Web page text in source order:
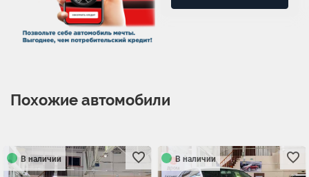
Похожие автомобили
В наличии В наличии